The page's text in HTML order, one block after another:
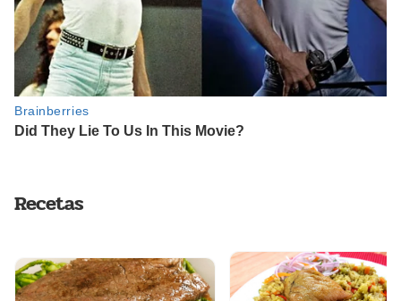
Recetas